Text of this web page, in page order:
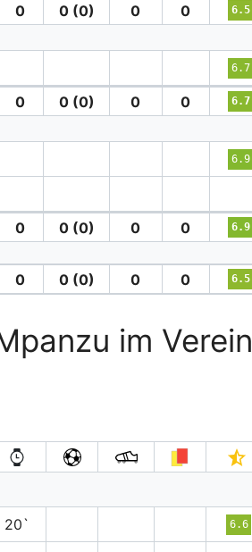
0 0 (0) 0 0 6.5
6.7
0 0 (0) 0 0 6.7
6.9
0 0 (0) 0 0 6.9
0 0 (0) 0 0 6.5
im Verein
20` 6.6